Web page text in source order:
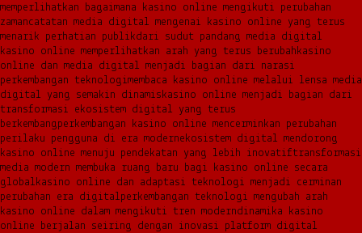
memperlihatkan bagaimana kasino online mengikuti perubahan
zamancatatan media digital mengenai kasino online yang terus
menarik perhatian publikdari sudut pandang media digital
kasino online memperlihatkan arah yang terus berubah kasino
online dan media digital menjadi bagian dari narasi
perkembangan teknologimembaca kasino online melalui lensa media
digital yang semakin dinamis kasino online menjadi bagian dari
transformasi ekosistem digital yang terus
berkembangperkembangan kasino online mencerminkan perubahan
perilaku pengguna di era modernekosistem digital mendorong
kasino online menuju pendekatan yang lebih inovatiftransformasi
media modern membuka ruang baru bagi kasino online secara
global kasino online dan adaptasi teknologi menjadi cerminan
perubahan era digitalperkembangan teknologi mengubah arah
kasino online dalam mengikuti tren moderndinamika kasino
online berjalan seiring dengan inovasi platform digital